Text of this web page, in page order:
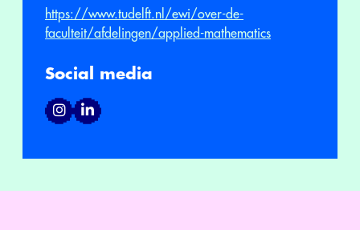
https://www.tudelft.nl/ewi/over-de-
faculteit/afdelingen/applied-mathematics
Social media